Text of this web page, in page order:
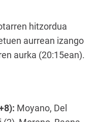
hitzordua
aurrean izango
aurka (20:15ean).
Moyano, Del